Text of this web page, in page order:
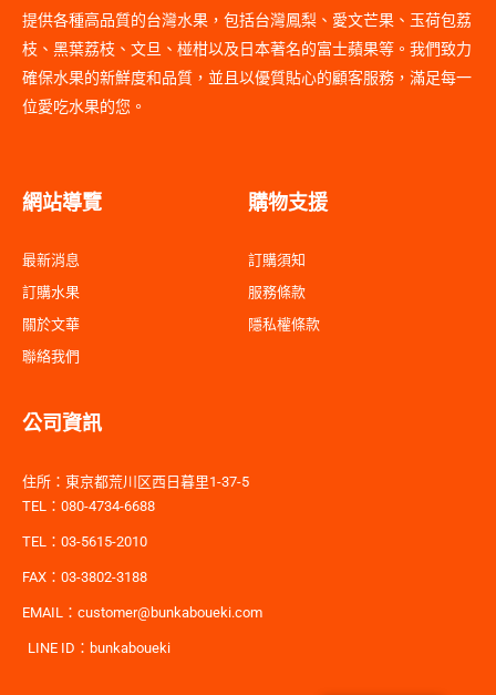
提供各種高品質的台灣水果，包括台灣鳳梨、愛文芒果、玉荷包荔
枝、黑葉荔枝、文旦、椪柑以及日本著名的富士蘋果等。我們致力
確保水果的新鮮度和品質，並且以優質貼心的顧客服務，滿足每一
位愛吃水果的您。
網站導覽
最新消息
訂購水果
關於文華
聯絡我們
購物支援
訂購須知
服務條款
隱私權條款
公司資訊
住所：東京都荒川区西日暮里1-37-5
TEL：080-4734-6688
TEL：03-5615-2010
FAX：03-3802-3188
EMAIL：customer@bunkaboueki.com
LINE ID：bunkaboueki